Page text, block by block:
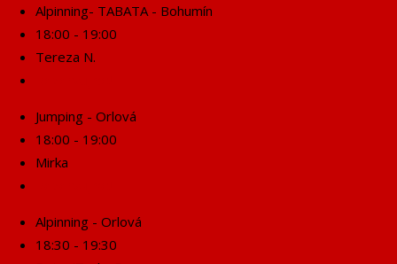
Alpinning- TABATA - Bohumín
18:00 - 19:00
Tereza N.
Jumping - Orlová
18:00 - 19:00
Mirka
Alpinning - Orlová
18:30 - 19:30